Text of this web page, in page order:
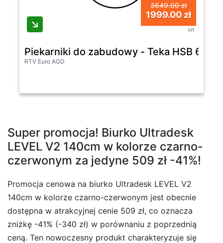
3649.00 zł
1999.00 zł
szt
Piekarniki do zabudowy - Teka HSB 6250
RTV Euro AGD
Super promocja! Biurko Ultradesk
LEVEL V2 140cm w kolorze czarno-
czerwonym za jedyne 509 zł -41%!
Promocja cenowa na biurko Ultradesk LEVEL V2
140cm w kolorze czarno-czerwonym jest obecnie
dostępna w atrakcyjnej cenie 509 zł, co oznacza
zniżkę -41% (-340 zł) w porównaniu z poprzednią
ceną. Ten nowoczesny produkt charakteryzuje się